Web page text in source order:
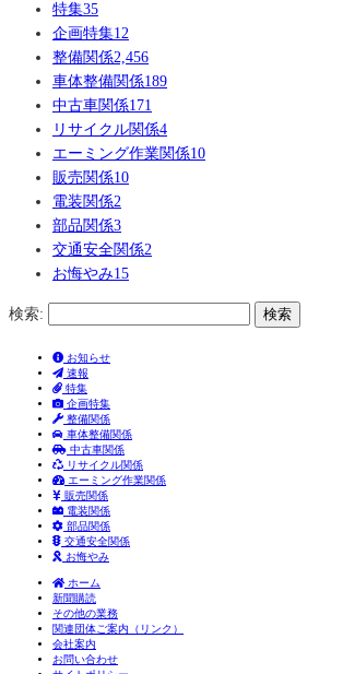
特集35
企画特集12
整備関係2,456
車体整備関係189
中古車関係171
リサイクル関係4
エーミング作業関係10
販売関係10
電装関係2
部品関係3
交通安全関係2
お悔やみ15
検索:
お知らせ
速報
特集
企画特集
整備関係
車体整備関係
中古車関係
リサイクル関係
エーミング作業関係
販売関係
電装関係
部品関係
交通安全関係
お悔やみ
ホーム
新聞購読
その他の業務
関連団体ご案内（リンク）
会社案内
お問い合わせ